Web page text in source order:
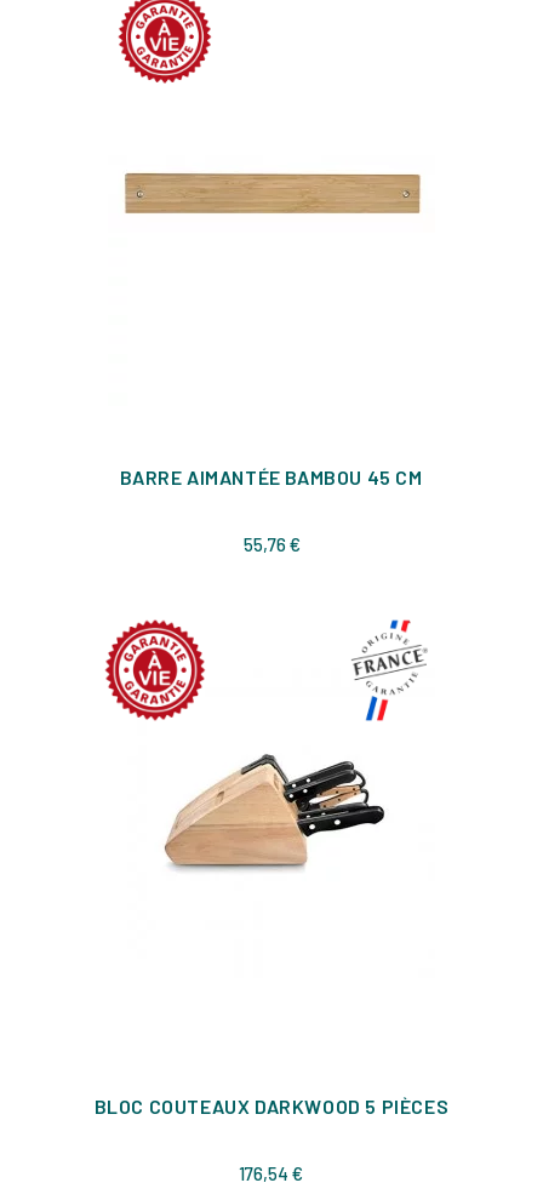
BARRE AIMANTÉE BAMBOU 45 CM
55,76 €Prix
BLOC COUTEAUX DARKWOOD 5 PIÈCES
176,54 €